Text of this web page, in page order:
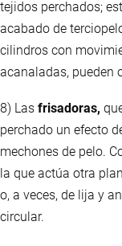
tejidos perchados;
acabado de
cilindros con
acanaladas, pueden
8) Las frisadoras,
perchado un efecto
mechones de pelo.
la que actúa otra
o, a veces, de lija y
circular.